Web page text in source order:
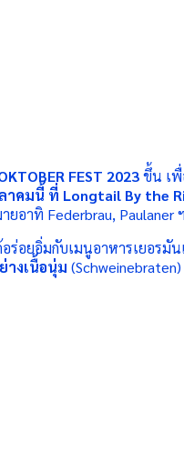
FEST 2023ขึ้น เพื่
าคมนี้ ที่ Longtail By the
ยอาทิ Federbrau, Paulaner
อร่อยอิ่มกับเมนูอาหารเยอร
างเนื้อนุ่ม (Schweinebraten